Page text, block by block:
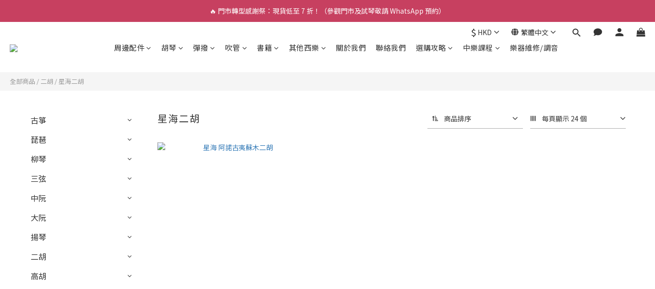
🎵 新生限時：$200 試堂優惠（包樂器借用）
🔥 門市轉型感謝祭：現貨低至 7 折！（參觀門市及試琴敬請 WhatsApp 預約）
$ HKD 繁體中文
周邊配件 胡琴 彈撥 吹管 書籍 其他西樂 關於我們 聯絡我們 選購攻略 中樂課程 樂器維修/調音
全部商品 / 二胡 / 星海二胡
古箏
琵琶
柳琴
三弦
中阮
大阮
揚琴
二胡
高胡
星海二胡 商品排序 每頁顯示 24 個